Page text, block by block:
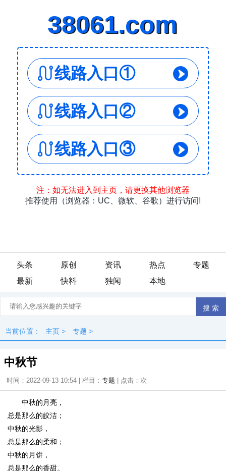
头条 原创 资讯 热点
专题
最新
快料 独闻 本地
当前位置： 主页 > 专题 >
中秋节
时间：2022-09-13 10:54 | 栏目： 专题 | 点击： 次
中秋的月亮，
总是那么的皎洁；
中秋的光影，
总是那么的柔和；
中秋的月饼，
总是那么的香甜。